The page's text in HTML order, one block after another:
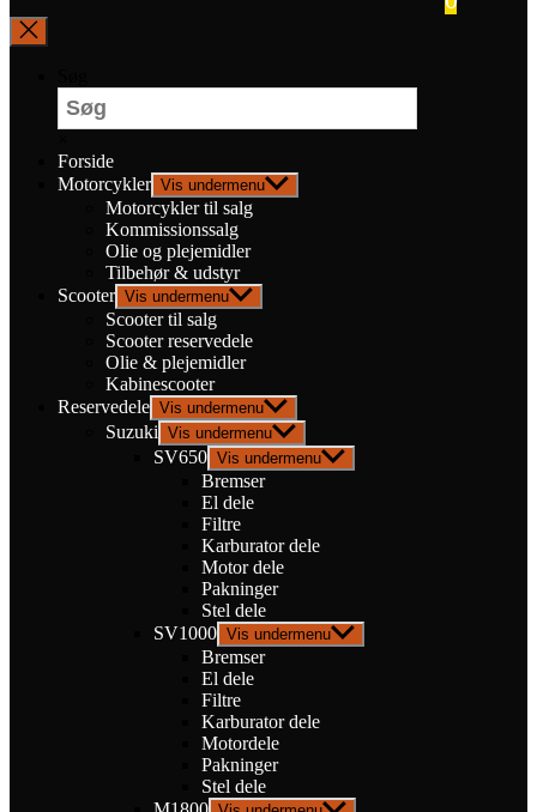
Forside
Motorcykler Vis undermenu
Motorcykler til salg
Kommissionssalg
Olie og plejemidler
Tilbehør & udstyr
Scooter Vis undermenu
Scooter til salg
Scooter reservedele
Olie & plejemidler
Kabinescooter
Reservedele Vis undermenu
Suzuki Vis undermenu
SV650 Vis undermenu
Bremser
El dele
Filtre
Karburator dele
Motor dele
Pakninger
Stel dele
SV1000 Vis undermenu
Bremser
El dele
Filtre
Karburator dele
Motordele
Pakninger
Stel dele